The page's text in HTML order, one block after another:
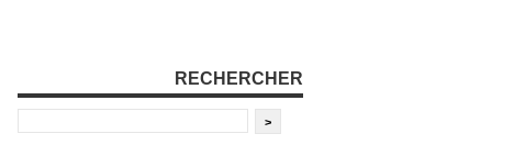
RECHERCHER